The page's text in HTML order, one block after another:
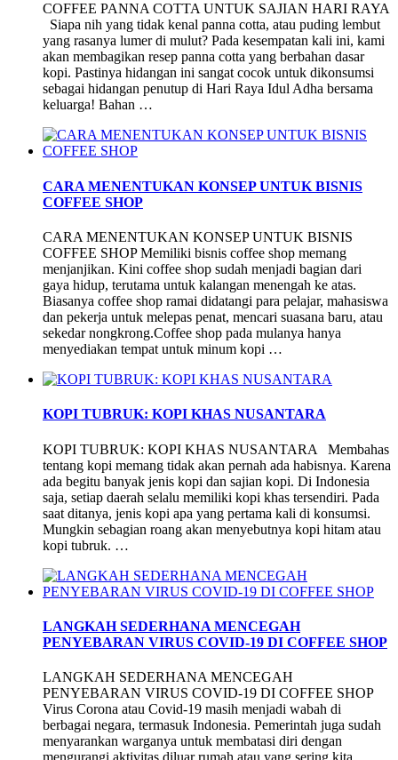
COFFEE PANNA COTTA UNTUK SAJIAN HARI RAYA
Siapa nih yang tidak kenal panna cotta, atau puding lembut
yang rasanya lumer di mulut? Pada kesempatan kali ini, kami
akan membagikan resep panna cotta yang berbahan dasar
kopi. Pastinya hidangan ini sangat cocok untuk dikonsumsi
sebagai hidangan penutup di Hari Raya Idul Adha bersama
keluarga! Bahan …
CARA MENENTUKAN KONSEP UNTUK BISNIS
COFFEE SHOP
CARA MENENTUKAN KONSEP UNTUK BISNIS
COFFEE SHOP Memiliki bisnis coffee shop memang
menjanjikan. Kini coffee shop sudah menjadi bagian dari
gaya hidup, terutama untuk kalangan menengah ke atas.
Biasanya coffee shop ramai didatangi para pelajar, mahasiswa
dan pekerja untuk melepas penat, mencari suasana baru, atau
sekedar nongkrong.Coffee shop pada mulanya hanya
menyediakan tempat untuk minum kopi …
KOPI TUBRUK: KOPI KHAS NUSANTARA
KOPI TUBRUK: KOPI KHAS NUSANTARA Membahas
tentang kopi memang tidak akan pernah ada habisnya. Karena
ada begitu banyak jenis kopi dan sajian kopi. Di Indonesia
saja, setiap daerah selalu memiliki kopi khas tersendiri. Pada
saat ditanya, jenis kopi apa yang pertama kali di konsumsi.
Mungkin sebagian roang akan menyebutnya kopi hitam atau
kopi tubruk. …
LANGKAH SEDERHANA MENCEGAH
PENYEBARAN VIRUS COVID-19 DI COFFEE SHOP
LANGKAH SEDERHANA MENCEGAH
PENYEBARAN VIRUS COVID-19 DI COFFEE SHOP
Virus Corona atau Covid-19 masih menjadi wabah di
berbagai negara, termasuk Indonesia. Pemerintah juga sudah
menyarankan warganya untuk membatasi diri dengan
mengurangi aktivitas diluar rumah atau yang sering kita